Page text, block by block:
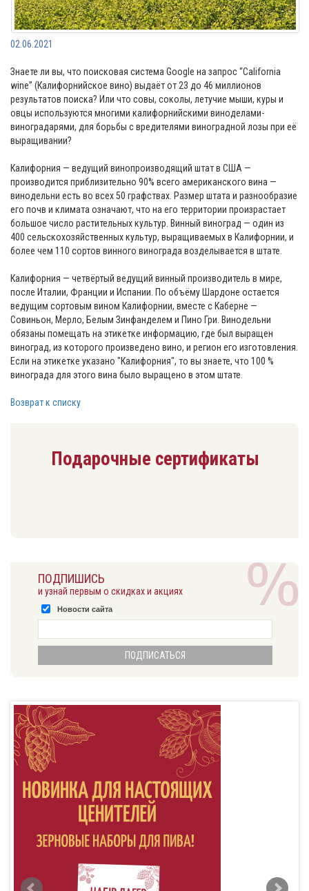
02.06.2021
Знаете ли вы, что поисковая система Google на запрос “California
wine” (Калифорнийское вино) выдаёт от 23 до 46 миллионов
результатов поиска? Или что совы, соколы, летучие мыши, куры и
овцы используются многими калифорнийскими виноделами-
виноградарями, для борьбы с вредителями виноградной лозы при её
выращивании?
Калифорния — ведущий винопроизводящий штат в США —
производится приблизительно 90% всего американского вина —
винодельни есть во всех 50 графствах. Размер штата и разнообразие
его почв и климата означают, что на его территории произрастает
большое число растительных культур. Винный виноград — один из
400 сельскохозяйственных культур, выращиваемых в Калифорнии, и
более чем 110 сортов винного винограда возделывается в штате.
Калифорния — четвёртый ведущий винный производитель в мире,
после Италии, Франции и Испании. По объёму Шардоне остается
ведущим сортовым вином Калифорнии, вместе с Каберне —
Совиньон, Мерло, Белым Зинфанделем и Пино Гри. Винодельни
обязаны помещать на этикетке информацию, где был выращен
виноград, из которого произведено вино, и регион его изготовления.
Если на этикетке указано "Калифорния", то вы знаете, что 100 %
винограда для этого вина было выращено в этом штате.
Возврат к списку
Подарочные сертификаты
ПОДПИШИСЬ
и узнай первым о скидках и акциях
Новости сайта